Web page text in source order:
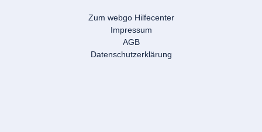
Zum webgo Hilfecenter
Impressum
AGB
Datenschutzerklärung